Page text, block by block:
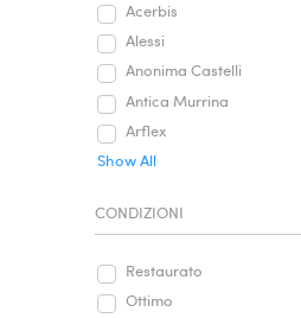
Acerbis
Alessi
Anonima Castelli
Antica Murrina
Arflex
Show All
CONDIZIONI
Restaurato
Ottimo